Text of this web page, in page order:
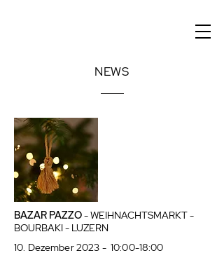
NEWS
BAZAR PAZZO- WEIHNACHTSMARKT -
BOURBAKI - LUZERN
10. Dezember 2023 - 10:00-18:00